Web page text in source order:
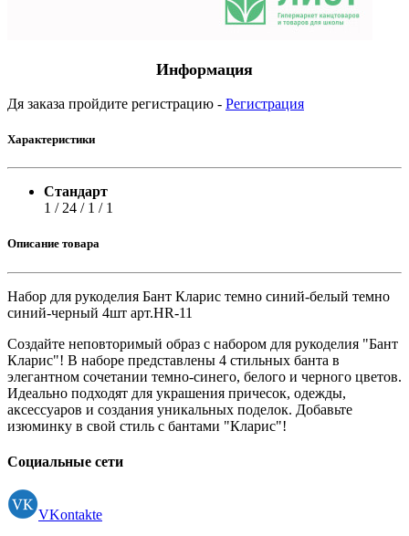
Информация
Дя заказа пройдите регистрацию - Регистрация
Характеристики
Стандарт
1 / 24 / 1 / 1
Описание товара
Набор для рукоделия Бант Кларис темно синий-белый темно
синий-черный 4шт арт.HR-11
Создайте неповторимый образ с набором для рукоделия "Бант
Кларис"! В наборе представлены 4 стильных банта в
элегантном сочетании темно-синего, белого и черного цветов.
Идеально подходят для украшения причесок, одежды,
аксессуаров и создания уникальных поделок. Добавьте
изюминку в свой стиль с бантами "Кларис"!
Социальные сети
VKontakte